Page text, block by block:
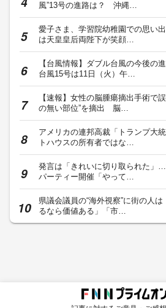
風”13号の進路は？ 沖縄…
愛子さま、学習院幼稚園での思い
は天皇皇后両陛下が笑顔…
【台風情報】ダブル台風の今後の
台風15号は11日（火）午…
【速報】女性の脳腫瘍摘出手術で
の無い部位”を摘出 脳…
アメリカの連邦高裁「トランプ大
トハウスの所有者ではな…
発言は「きれいに切り取られた」
パーティー開催「やって…
県議会議員の“海外視察”に街の人
るなら価値ある」「市…